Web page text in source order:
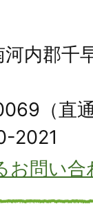
内郡千
（直
2021
お問い合